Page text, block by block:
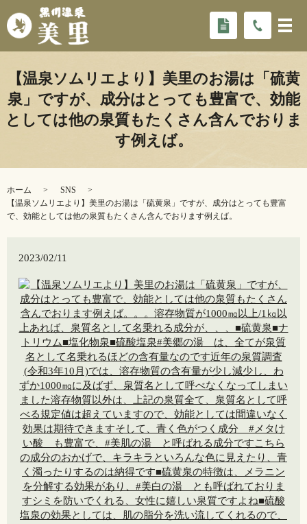
【温泉ソムリエより】美里のお湯は「硫黄
泉」ですが、成分はとっても豊富で、効能
としては他の泉質もたくさん含んでおりま
す️例えば。
ホーム
SNS
【温泉ソムリエより】美里のお湯は「硫黄泉」ですが、成分はとっても豊富
で、効能としては他の泉質もたくさん含んでおります️例えば。
2023/02/11